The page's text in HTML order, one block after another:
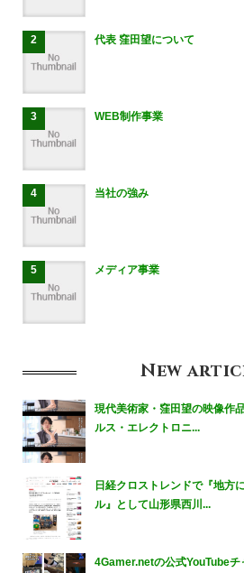
代表 窪田望について
WEB制作事業
当社の強み
メディア事業
New
現代美術家・窪田望の映像作
ルス・エレクトロニ...
日経クロストレンドで『地方
ル』として山形県西川...
4Gamer.netの公式YouTube